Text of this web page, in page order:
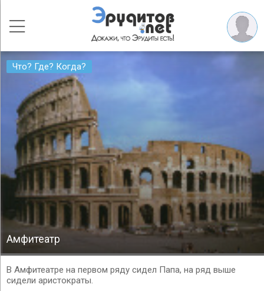
Что? Где? Когда?
Амфитеатр
В Амфитеатре на первом ряду сидел Папа, на ряд выше
сидели аристократы.